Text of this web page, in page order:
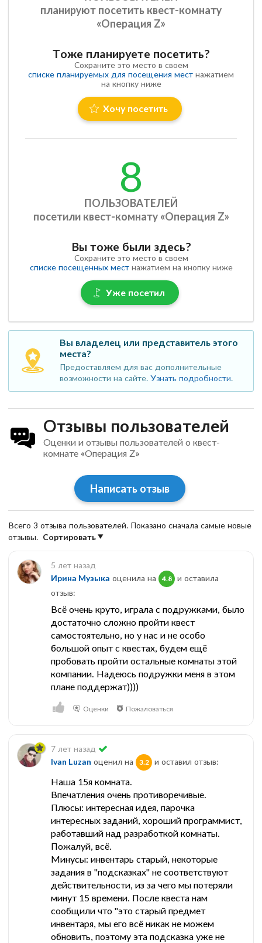
планируют посетить квест-комнату
«Операция Z»
Тоже планируете посетить?
Сохраните это место в своем
списке планируемых для посещения мест нажатием
на кнопку ниже
Хочу посетить
8
ПОЛЬЗОВАТЕЛЕЙ
посетили квест-комнату «Операция Z»
Вы тоже были здесь?
Сохраните это место в своем
списке посещенных местнажатием на кнопку ниже
Уже посетил
Вы владелец или представитель этого
места?
Предоставляем для вас дополнительные
возможности на сайте.Узнать подробности.
Отзывы пользователей
Оценки и отзывы пользователей о квест-
комнате «Операция Z»
Написать отзыв
Всего 3 отзыва пользователей. Показано сначала самые новые
отзывы. Сортировать
5 лет назад
Ирина Музыка оценила на 4.8
и оставила
отзыв:
Всё очень круто, играла с подружками, было
достаточно сложно пройти квест
самостоятельно, но у нас и не особо
большой опыт с квестах, будем ещё
пробовать пройти остальные комнаты этой
компании. Надеюсь подружки меня в этом
плане поддержат))))
Оценки Пожаловаться
7 лет назад
Ivan Luzan оценил на 3.2 и оставил отзыв:
Наша 15я комната.
Впечатления очень противоречивые.
Плюсы: интересная идея, парочка
интересных заданий, хороший программист,
работавший над разработкой комнаты.
Пожалуй, всё.
Минусы: инвентарь старый, некоторые
задания в "подсказках" не соответствуют
действительности, из за чего мы потеряли
минут 15 времени. После квеста нам
сообщили что "это старый предмет
инвентаря, мы его всё никак не можем
обновить, поэтому эта подсказка уже не